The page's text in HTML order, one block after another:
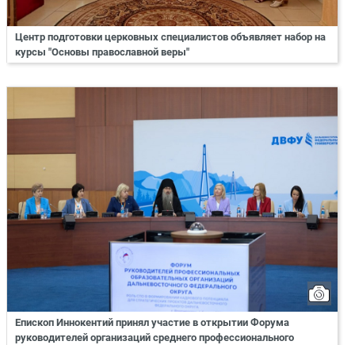
Центр подготовки церковных специалистов объявляет набор на
курсы "Основы православной веры"
Епископ Иннокентий принял участие в открытии Форума
руководителей организаций среднего профессионального